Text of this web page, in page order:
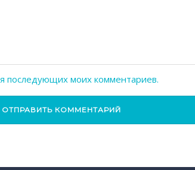
последующих моих комментариев.